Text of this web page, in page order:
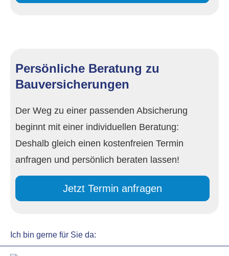
Persönliche Beratung zu
Bauversicherungen
Der Weg zu einer passenden Absicherung
beginnt mit einer individuellen Beratung:
Deshalb gleich einen kostenfreien Termin
anfragen und persönlich beraten lassen!
Jetzt Termin anfragen
Ich bin gerne für Sie da: